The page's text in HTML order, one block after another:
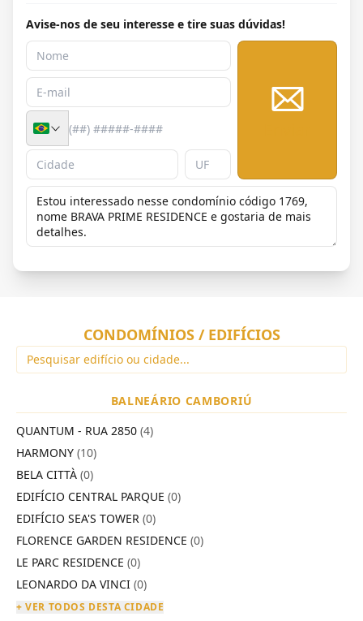
Avise-nos de seu interesse e tire suas dúvidas!
CONDOMÍNIOS / EDIFÍCIOS
BALNEÁRIO CAMBORIÚ
QUANTUM - RUA 2850 (4)
HARMONY (10)
BELA CITTÀ (0)
EDIFÍCIO CENTRAL PARQUE (0)
EDIFÍCIO SEA'S TOWER (0)
FLORENCE GARDEN RESIDENCE (0)
LE PARC RESIDENCE (0)
LEONARDO DA VINCI (0)
+ VER TODOS DESTA CIDADE